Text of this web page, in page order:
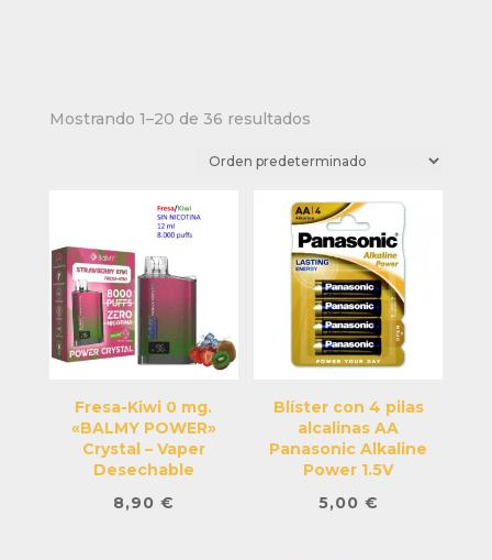
Mostrando 1–20 de 36 resultados
Fresa-Kiwi 0 mg.
«BALMY POWER»
Crystal – Vaper
Desechable
8,90 €
Blíster con 4 pilas
alcalinas AA
Panasonic Alkaline
Power 1.5V
5,00 €